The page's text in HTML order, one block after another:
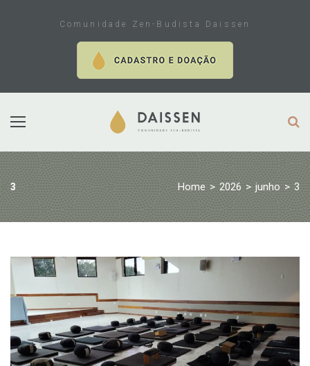
Comunidade Zen-Budista Daissen
3 Home > 2026 > junho > 3
Dia:
3
de